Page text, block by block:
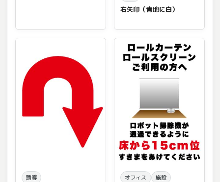
右矢印（青地に白）
誘導 オフィス 施設